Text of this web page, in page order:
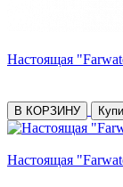
Настоящая
В КОРЗИНУ
Настоящая